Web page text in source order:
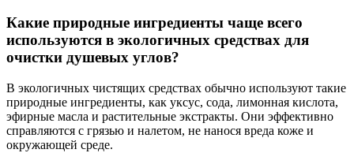
Какие природные ингредиенты чаще всего
используются в экологичных средствах для
очистки душевых углов?
В экологичных чистящих средствах обычно используют такие
природные ингредиенты, как уксус, сода, лимонная кислота,
эфирные масла и растительные экстракты. Они эффективно
справляются с грязью и налетом, не нанося вреда коже и
окружающей среде.